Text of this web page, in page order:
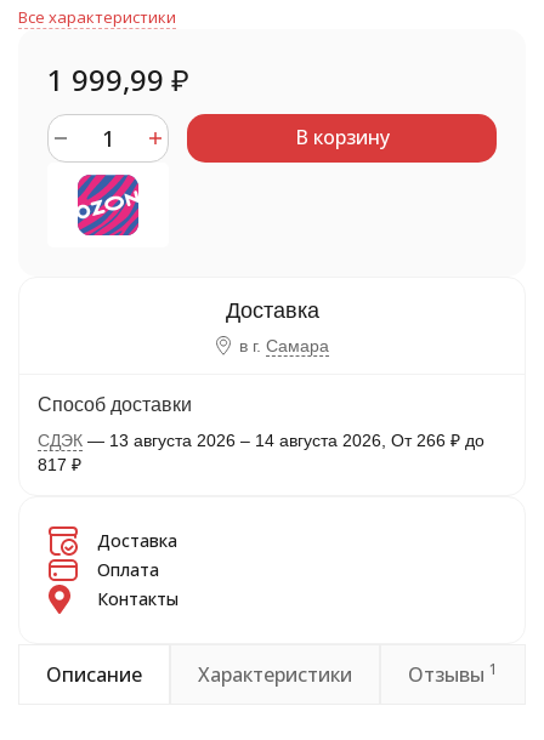
Все характеристики
1 999,99 ₽
В корзину
в г. Самара
Способ доставки
СДЭК 13 августа 2026 – 14 августа 2026 От 266 ₽ до
817 ₽
Доставка
Оплата
Контакты
Описание Характеристики Отзывы 1